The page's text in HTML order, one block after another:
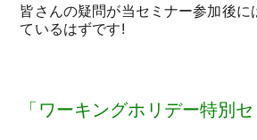
皆さんの疑問が当セミナー参加後に
ているはずです!
「ワーキングホリデー特別